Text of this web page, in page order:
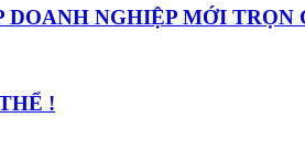
NGHIỆP MỚI TRỌN
!